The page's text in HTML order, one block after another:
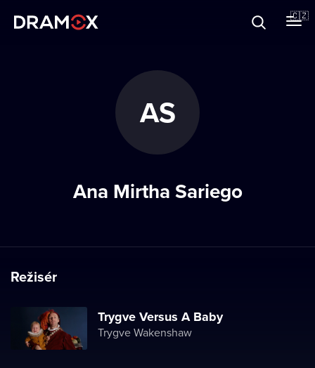
🇨🇿
AS
Ana Mirtha Sariego
Režisér
Trygve Versus A Baby
Trygve Wakenshaw